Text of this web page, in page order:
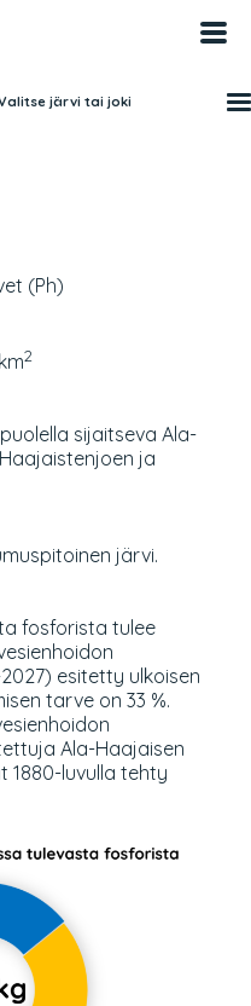
järvi tai joki
(Ph)
2
sijaitseva Ala-
Haajaistenjoen ja
järvi.
fosforista tulee
esitetty ulkoisen
tarve on 33 %.
Ala-Haajaisen
1880-luvulla tehty